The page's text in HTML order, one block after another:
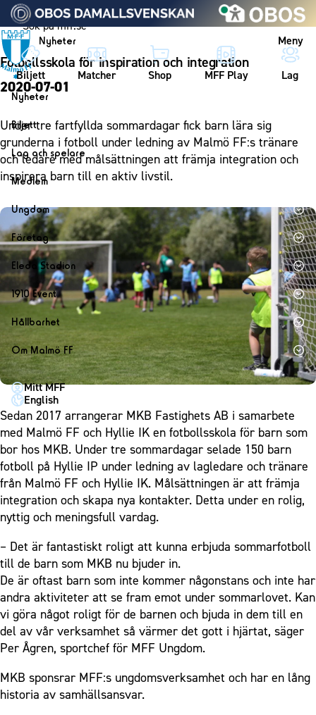
Vidare till innehållet
Nyheter Meny
Biljett Matcher Shop MFF Play Lag
Nyheter
Nyheter
Kalender
Biljett
Biljett
Årskort herr
Mitt MFF
Biljetter till bortamatcher
Biljettvillkor
Lag och spelare
Lag
Spelare
Ledarstab
Damlaget
Spelare
Ledarstab
Medlem
Medlemskap i Malmö FF
Årsmöte 2026
Ungdom
MFF Ungdom
Sommarfotboll
Skånecupen
Fotbollsskolan
Fotbollsnätverket
P19
F19
P17
F17
Malmö Trophy
Företag
Bli företagspartner
Nätverket
Klubbstolar
Partner dam
Eleda Stadion
Eleda Stadion
Erics Bar & Restaurang
Matchdag på Eleda Stadion
MFF-museet & rundvandringar
1910 Event
1910 Event
Fest & Event
Konferens
Möte
Mässa
Sommarfest
Julshow
Inspiration
Vanliga frågor om 1910 Event
Hållbarhet
Hållbarhet
Himmelsblå framtid – en match för miljön
MFF i samhället
Laget för alla
Nattfotboll
Himmelsblå Tillsammans
Karriärakademin
Grundskolefotboll mot rasismer
Skolakademier
Fonder
Om Malmö FF
Om Malmö FF
Kontakt
Press och media
Historik – herrlaget
Historik – damlaget
Närstående organisationer
Policydokument
Mitt MFF
English
Fotbollsskola för inspiration och integration
2020-07-01
Under tre fartfyllda sommardagar fick barn lära sig
grunderna i fotboll under ledning av Malmö FF:s tränare
och ledare med målsättningen att främja integration och
inspirera barn till en aktiv livstil.
Sedan 2017 arrangerar MKB Fastighets AB i samarbete
med Malmö FF och Hyllie IK en fotbollsskola för barn som
bor hos MKB. Under tre sommardagar selade 150 barn
fotboll på Hyllie IP under ledning av lagledare och tränare
från Malmö FF och Hyllie IK. Målsättningen är att främja
integration och skapa nya kontakter. Detta under en rolig,
nyttig och meningsfull vardag.
– Det är fantastiskt roligt att kunna erbjuda sommarfotboll
till de barn som MKB nu bjuder in.
De är oftast barn som inte kommer någonstans och inte har
andra aktiviteter att se fram emot under sommarlovet. Kan
vi göra något roligt för de barnen och bjuda in dem till en
del av vår verksamhet så värmer det gott i hjärtat, säger
Per Ågren, sportchef för MFF Ungdom.
MKB sponsrar MFF:s ungdomsverksamhet och har en lång
historia av samhällsansvar.